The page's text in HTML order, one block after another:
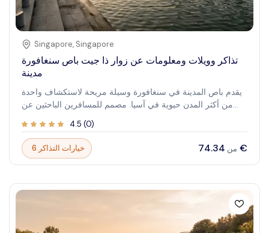
Singapore, Singapore
تذاكر وويلات ومعلومات عن زوار ذا جيت باص سنغافورة
مدينة
يقدم باص المدينة في سنغافورة وسيلة مريحة لاستكشاف واحدة
من أكثر المدن حيوية في آسيا. مصمم للمسافرين الباحثين عن
السياحية الأفضل. سواء كنت مهتمًا بالمواقع الثقافية، أو المعالم
الحديثة، أو التجارب الغامرة، يساعدك التصريح على استغلال وقتك
وميزانيتك إلى أقصى حد. تخيل التجول عبر الحدائق الأيقونية،
وإعجاب بأفق المدينة الرائع، واكتشاف الكنوز المخفية — وكل ذلك
السفر هذا لأفضل معالم سنغافورة خلق لحظات لا تنسى أثناء
استكشافك بوتيرتك الخاص، مما يجعل رحلتك ممتعة وخالية من
4.5 (0)
6 خيارات التذاكر من ‏74.34 €